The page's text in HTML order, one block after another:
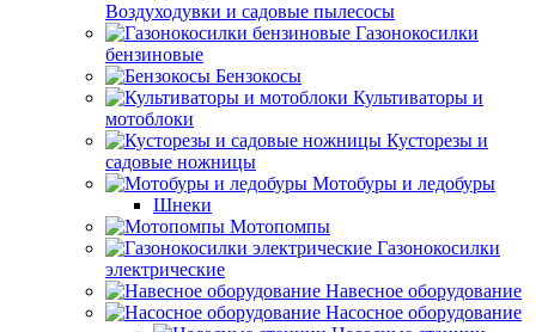
Воздуходувки и садовые пылесосы
Газонокосилки
бензиновые
Бензокосы
Культиваторы и
мотоблоки
Кусторезы и
садовые ножницы
Мотобуры и ледобуры
Шнеки
Мотопомпы
Газонокосилки
электрические
Навесное оборудование
Насосное оборудование